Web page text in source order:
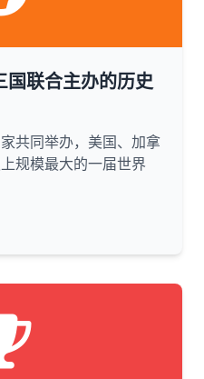
国联合主办的历史
共同举办，美国、加拿
规模最大的一届世界